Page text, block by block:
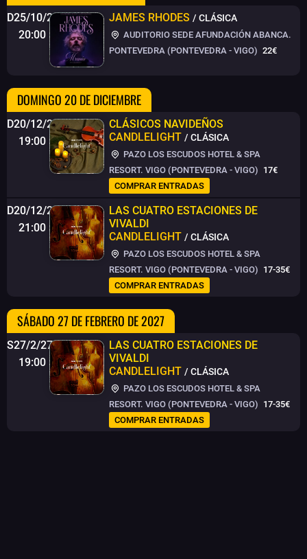
D25/10/26
20:00
JAMES RHODES / CLÁSICA
AUDITORIO SEDE AFUNDACIÓN ABANCA.
PONTEVEDRA (PONTEVEDRA - VIGO) 22€
DOMINGO 20 DE DICIEMBRE
D20/12/26
19:00
CLÁSICOS NAVIDEÑOS
CANDLELIGHT / CLÁSICA
PAZO LOS ESCUDOS HOTEL & SPA
RESORT. VIGO (PONTEVEDRA - VIGO) 17€
COMPRAR ENTRADAS
D20/12/26
21:00
LAS CUATRO ESTACIONES DE
VIVALDI
CANDLELIGHT / CLÁSICA
PAZO LOS ESCUDOS HOTEL & SPA
RESORT. VIGO (PONTEVEDRA - VIGO) 17-35€
COMPRAR ENTRADAS
SÁBADO 27 DE FEBRERO DE 2027
S27/2/27
19:00
LAS CUATRO ESTACIONES DE
VIVALDI
CANDLELIGHT / CLÁSICA
PAZO LOS ESCUDOS HOTEL & SPA
RESORT. VIGO (PONTEVEDRA - VIGO) 17-35€
COMPRAR ENTRADAS